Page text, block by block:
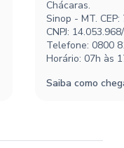
Chácaras.
Sinop - MT.
CNPJ:
Telefone: 0800
Horário: 07h às
Saiba como